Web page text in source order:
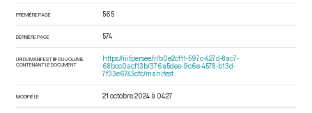
PREMIÈRE PAGE 565
DERNIÈRE PAGE 574
URI DU MANIFEST IIIF DU VOLUME
CONTENANT LE DOCUMENT
https://iiif.persee.fr/b0e2cf11-597c-427d-8ac7-
68bcc0acf13b/376a5dee-9c6e-4578-b13d-
7f33e6745cfc/manifest
MODIFIÉ LE 21 octobre 2024 à 04:27